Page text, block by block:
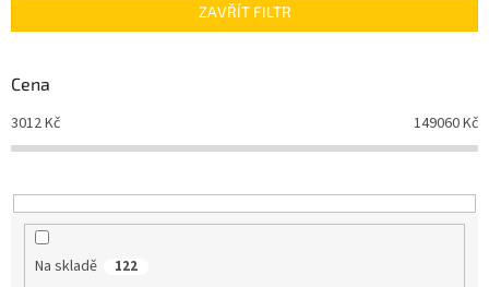
í
r
o
d
u
t
ů
ZAVŘÍT FILTR
Cena
3012Kč 149060Kč
Na skladě 122